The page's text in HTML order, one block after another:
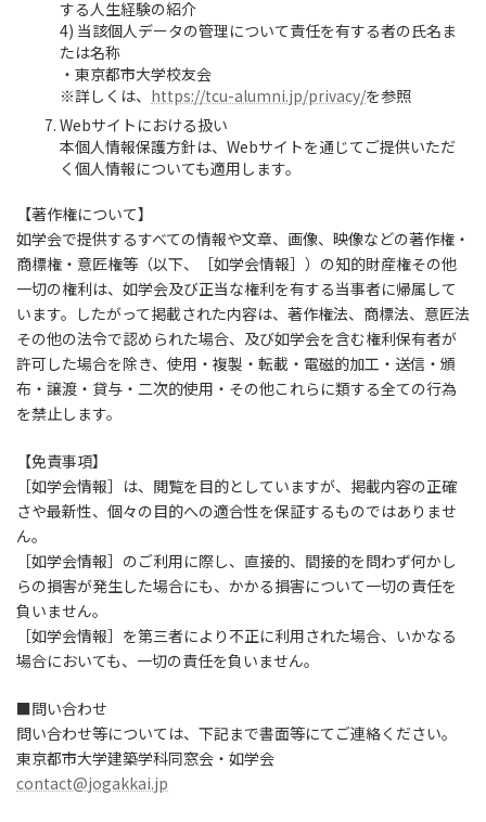
する人生経験の紹介
4) 当該個人データの管理について責任を有する者の氏名ま
たは名称
・東京都市大学校友会
※詳しくは、 https://tcu-alumni.jp/privacy/を参照
Webサイトにおける扱い
本個人情報保護方針は、Webサイトを通じてご提供いただ
く個人情報についても適用します。
【著作権について】
如学会で提供するすべての情報や文章、画像、映像などの著作権・
商標権・意匠権等（以下、［如学会情報］）の知的財産権その他
一切の権利は、如学会及び正当な権利を有する当事者に帰属して
います。したがって掲載された内容は、著作権法、商標法、意匠法
その他の法令で認められた場合、及び如学会を含む権利保有者が
許可した場合を除き、使用・複製・転載・電磁的加工・送信・頒
布・譲渡・貸与・二次的使用・その他これらに類する全ての行為
を禁止します。
【免責事項】
［如学会情報］は、閲覧を目的としていますが、掲載内容の正確
さや最新性、個々の目的への適合性を保証するものではありませ
ん。
［如学会情報］のご利用に際し、直接的、間接的を問わず何かし
らの損害が発生した場合にも、かかる損害について一切の責任を
負いません。
［如学会情報］を第三者により不正に利用された場合、いかなる
場合においても、一切の責任を負いません。
■問い合わせ
問い合わせ等については、下記まで書面等にてご連絡ください。
東京都市大学建築学科同窓会・如学会
contact@jogakkai.jp